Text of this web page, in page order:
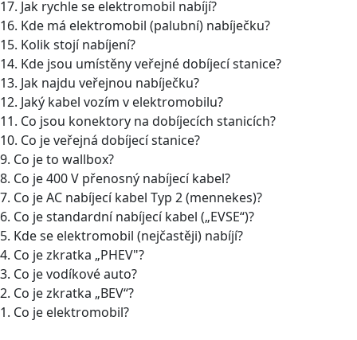
17. Jak rychle se elektromobil nabíjí?
16. Kde má elektromobil (palubní) nabíječku?
15. Kolik stojí nabíjení?
14. Kde jsou umístěny veřejné dobíjecí stanice?
13. Jak najdu veřejnou nabíječku?
12. Jaký kabel vozím v elektromobilu?
11. Co jsou konektory na dobíjecích stanicích?
10. Co je veřejná dobíjecí stanice?
9. Co je to wallbox?
8. Co je 400 V přenosný nabíjecí kabel?
7. Co je AC nabíjecí kabel Typ 2 (mennekes)?
6. Co je standardní nabíjecí kabel („EVSE“)?
5. Kde se elektromobil (nejčastěji) nabíjí?
4. Co je zkratka „PHEV"?
3. Co je vodíkové auto?
2. Co je zkratka „BEV“?
1. Co je elektromobil?